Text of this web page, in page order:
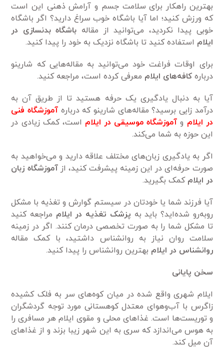
بهترین راهکار برای سلامت جسم و آرامش ذهنی این است
که ورزش کنید؛ اما آیا باشگاه خوب سراغ دارید؟ اگر باشگاه
خوبی پیدا نکردید، می‌توانید از مقاله باشگاه بدنسازی در
ایلام استفاده کنید تا باشگاه نزدیک به خود را پیدا کنید.
برای اوقات فراغت خود می‌توانید به مقاله‌هایی که شارینو
دربارهکافه‌های ایلام معرفی کرده است، مراجعه کنید.
آیا به دنبال یادگیری یک حرفه هستید تا از طریق آن به
درآمد زایی برسید؟ مقاله‌های شارینو که درباره آموزشگاه فنی
در ایلام و آموزشگاه موسیقی در ایلام است، کمک زیادی در
این حوزه به شما می‌کند.
اگر به یادگیری زبان‌های مختلف علاقه دارید و می‌خواهید به
صورت حرفه‌ای در این زمینه پیشرفت کنید، ازآموزشگاه زبان
در ایلام کمک بگیرید.
آیا فرزند شما یا خودتان در سیستم گوارش و تغذیه با مشکل
روبه‌رو شده‌اید؟ باید به پزشک تغذیه در ایلام مراجعه کنید
تا مشکل شما را به صورت تخصصی درمان کنند. اگر در زمینه
سلامت روان نیاز به روانشناس داشتید، با کمک مقاله
روانشناس در ایلام بهترین روانشناس را پیدا کنید.
سخن پایانی
ایلام شهری واقع شده در میان کوه‌های سر به فلک کشیده
زاگرس با آب‌و‌هوای معتدل کوهستانی مورد توجه گردشگران
و توریست‌ها است. غذاهای محلی و مقوی ایلام هر مسافری را
به هوس می‌اندازد که سری به این شهر زیبا بزند و از غذاهای
آن میل کند.